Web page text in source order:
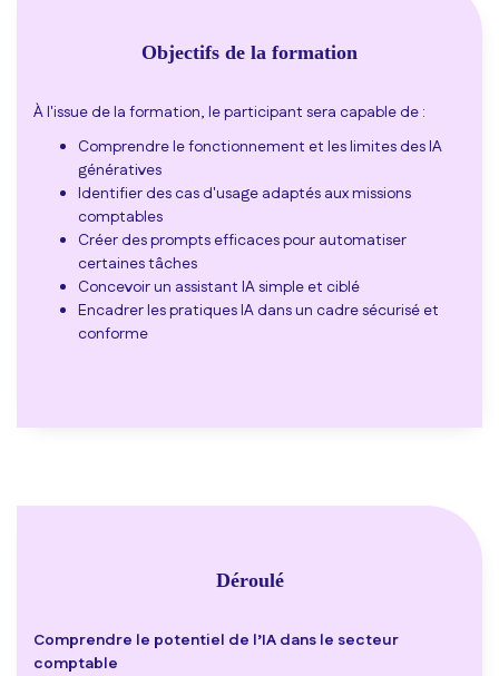
Objectifs de la formation
À l'issue de la formation, le participant sera capable de :
Comprendre le fonctionnement et les limites des IA
génératives
Identifier des cas d'usage adaptés aux missions
comptables
Créer des prompts efficaces pour automatiser
certaines tâches
Concevoir un assistant IA simple et ciblé
Encadrer les pratiques IA dans un cadre sécurisé et
conforme
Déroulé
Comprendre le potentiel de l’IA dans le secteur
comptable